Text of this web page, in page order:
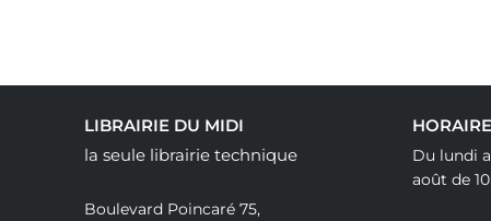
LIBRAIRIE DU MIDI
la seule librairie technique
Boulevard Poincaré 75,
HORAIRE
Du lundi
août de